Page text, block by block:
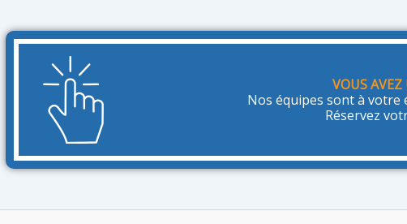
VOUS
Nos équipes sont à
Réservez